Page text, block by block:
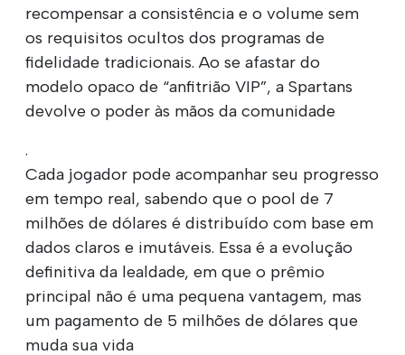
recompensar a consistência e o volume sem
os requisitos ocultos dos programas de
fidelidade tradicionais. Ao se afastar do
modelo opaco de “anfitrião VIP”, a Spartans
devolve o poder às mãos da comunidade
.
Cada jogador pode acompanhar seu progresso
em tempo real, sabendo que o pool de 7
milhões de dólares é distribuído com base em
dados claros e imutáveis. Essa é a evolução
definitiva da lealdade, em que o prêmio
principal não é uma pequena vantagem, mas
um pagamento de 5 milhões de dólares que
muda sua vida